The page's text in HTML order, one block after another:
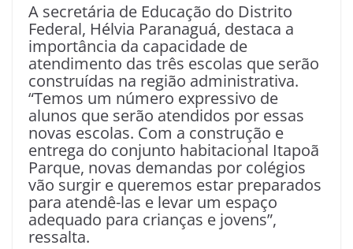
A secretária de Educação do Distrito
Federal, Hélvia Paranaguá, destaca a
importância da capacidade de
atendimento das três escolas que serão
construídas na região administrativa.
“Temos um número expressivo de
alunos que serão atendidos por essas
novas escolas. Com a construção e
entrega do conjunto habitacional Itapoã
Parque, novas demandas por colégios
vão surgir e queremos estar preparados
para atendê-las e levar um espaço
adequado para crianças e jovens”,
ressalta.